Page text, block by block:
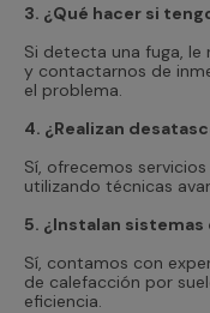
3. ¿Qué hacer si
Si detecta una fuga, le
y contactarnos de
el problema.
4. ¿Realizan
Sí, ofrecemos
utilizando técnicas
5. ¿Instalan
Sí, contamos con
de calefacción por
eficiencia.